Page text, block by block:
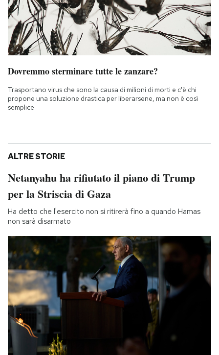
Dovremmo sterminare tutte le zanzare?
Trasportano virus che sono la causa di milioni di morti e c'è chi
propone una soluzione drastica per liberarsene, ma non è così
semplice
ALTRE STORIE
Netanyahu ha rifiutato il piano di Trump
per la Striscia di Gaza
Ha detto che l'esercito non si ritirerà fino a quando Hamas
non sarà disarmato